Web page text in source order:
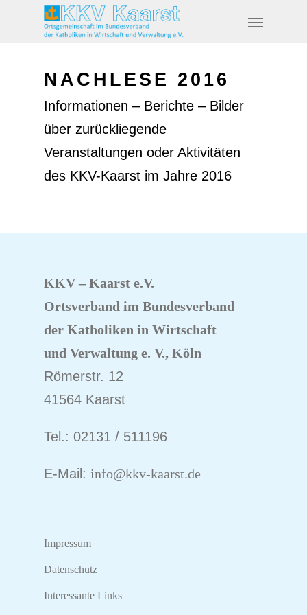
NACHLESE 2016
Informationen – Berichte – Bilder
über zurückliegende
Veranstaltungen oder Aktivitäten
des KKV-Kaarst im Jahre 2016
KKV – Kaarst e.V.
Ortsverband im Bundesverband
der Katholiken in Wirtschaft
und Verwaltung e. V., Köln
Römerstr. 12
41564 Kaarst
Tel.: 02131 / 511196
E-Mail: info@kkv-kaarst.de
Impressum
Datenschutz
Interessante Links